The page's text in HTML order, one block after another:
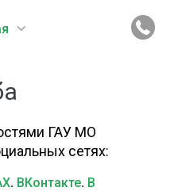
ГАУ МО
сетях:
. ВКонтакте. В